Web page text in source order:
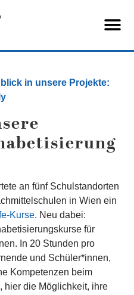
in unsere Projekte:
an fünf Schulstandorten
in Wien ein
Kurse. Neu dabei:
für
In 20 Stunden pro
und Schüler*innen,
Kompetenzen beim
hier die Möglichkeit, ihre